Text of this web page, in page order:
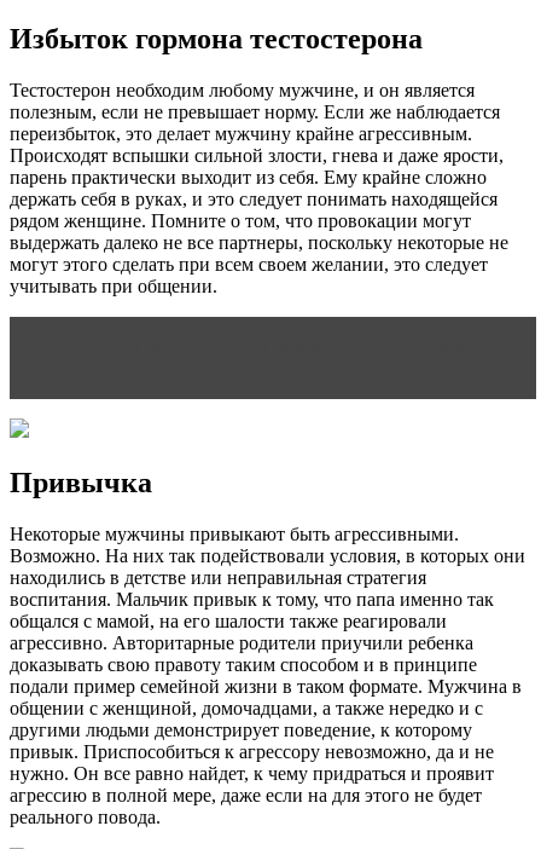
Избыток гормона тестостерона
Тестостерон необходим любому мужчине, и он является
полезным, если не превышает норму. Если же наблюдается
переизбыток, это делает мужчину крайне агрессивным.
Происходят вспышки сильной злости, гнева и даже ярости,
парень практически выходит из себя. Ему крайне сложно
держать себя в руках, и это следует понимать находящейся
рядом женщине. Помните о том, что провокации могут
выдержать далеко не все партнеры, поскольку некоторые не
могут этого сделать при всем своем желании, это следует
учитывать при общении.
Привычка
Некоторые мужчины привыкают быть агрессивными.
Возможно. На них так подействовали условия, в которых они
находились в детстве или неправильная стратегия
воспитания. Мальчик привык к тому, что папа именно так
общался с мамой, на его шалости также реагировали
агрессивно. Авторитарные родители приучили ребенка
доказывать свою правоту таким способом и в принципе
подали пример семейной жизни в таком формате. Мужчина в
общении с женщиной, домочадцами, а также нередко и с
другими людьми демонстрирует поведение, к которому
привык. Приспособиться к агрессору невозможно, да и не
нужно. Он все равно найдет, к чему придраться и проявит
агрессию в полной мере, даже если на для этого не будет
реального повода.